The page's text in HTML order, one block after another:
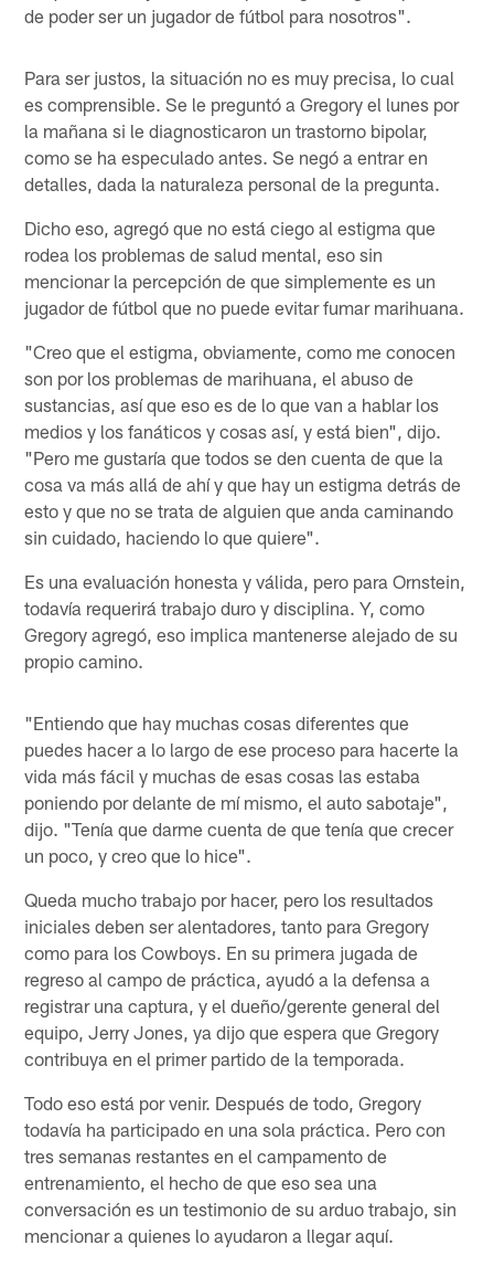
de poder ser un jugador de fútbol para nosotros".
Para ser justos, la situación no es muy precisa, lo cual
es comprensible. Se le preguntó a Gregory el lunes por
la mañana si le diagnosticaron un trastorno bipolar,
como se ha especulado antes. Se negó a entrar en
detalles, dada la naturaleza personal de la pregunta.
Dicho eso, agregó que no está ciego al estigma que
rodea los problemas de salud mental, eso sin
mencionar la percepción de que simplemente es un
jugador de fútbol que no puede evitar fumar marihuana.
"Creo que el estigma, obviamente, como me conocen
son por los problemas de marihuana, el abuso de
sustancias, así que eso es de lo que van a hablar los
medios y los fanáticos y cosas así, y está bien", dijo.
"Pero me gustaría que todos se den cuenta de que la
cosa va más allá de ahí y que hay un estigma detrás de
esto y que no se trata de alguien que anda caminando
sin cuidado, haciendo lo que quiere".
Es una evaluación honesta y válida, pero para Ornstein,
todavía requerirá trabajo duro y disciplina. Y, como
Gregory agregó, eso implica mantenerse alejado de su
propio camino.
"Entiendo que hay muchas cosas diferentes que
puedes hacer a lo largo de ese proceso para hacerte la
vida más fácil y muchas de esas cosas las estaba
poniendo por delante de mí mismo, el auto sabotaje",
dijo. "Tenía que darme cuenta de que tenía que crecer
un poco, y creo que lo hice".
Queda mucho trabajo por hacer, pero los resultados
iniciales deben ser alentadores, tanto para Gregory
como para los Cowboys. En su primera jugada de
regreso al campo de práctica, ayudó a la defensa a
registrar una captura, y el dueño/gerente general del
equipo, Jerry Jones, ya dijo que espera que Gregory
contribuya en el primer partido de la temporada.
Todo eso está por venir. Después de todo, Gregory
todavía ha participado en una sola práctica. Pero con
tres semanas restantes en el campamento de
entrenamiento, el hecho de que eso sea una
conversación es un testimonio de su arduo trabajo, sin
mencionar a quienes lo ayudaron a llegar aquí.